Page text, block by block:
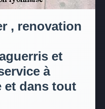
, renovation
et
à
et dans tout